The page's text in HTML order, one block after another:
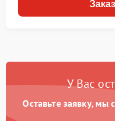
У Вас
Оставьте заявку,